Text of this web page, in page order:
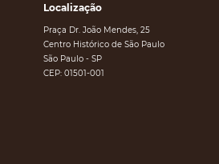
Localização
Praça Dr. João Mendes, 25
Centro Histórico de São Paulo
São Paulo - SP
CEP: 01501-001